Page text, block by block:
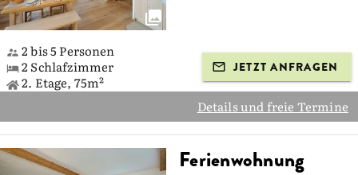
2 bis 5 Personen
2 Schlafzimmer
2. Etage, 75m²
JETZT ANFRAGEN
Details und freie Termine
Ferienwohnung